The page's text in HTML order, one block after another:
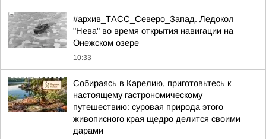
#архив_ТАСС_Северо_Запад. Ледокол
"Нева" во время открытия навигации на
Онежском озере
10:33
Собираясь в Карелию, приготовьтесь к
настоящему гастрономическому
путешествию: суровая природа этого
живописного края щедро делится своими
дарами